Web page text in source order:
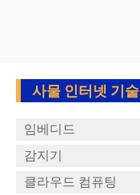
사물 인터넷 기술
임베디드
감지기
클라우드 컴퓨팅